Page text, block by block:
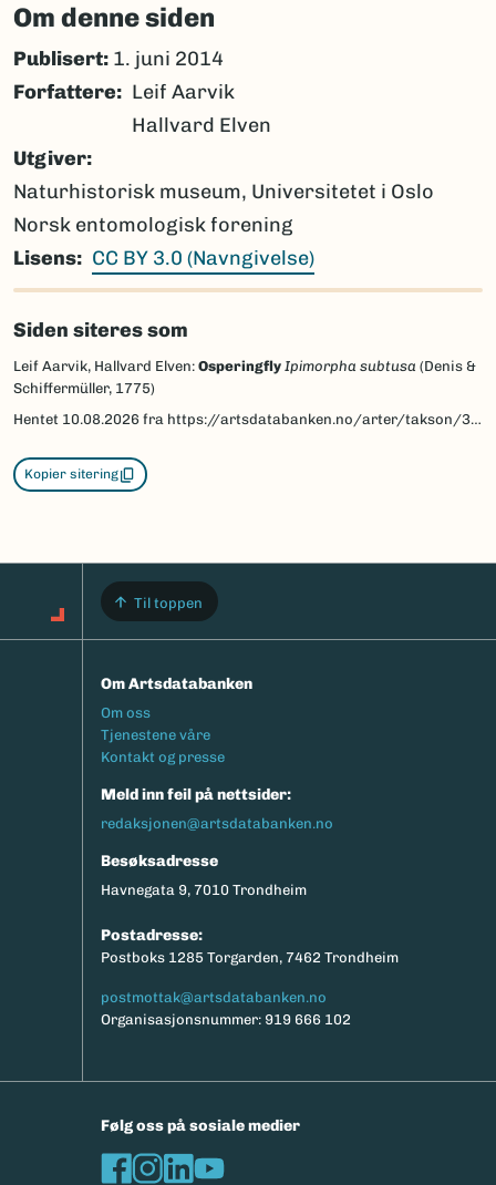
Om denne siden
Publisert: 1. juni 2014
Forfattere
Leif Aarvik
Hallvard Elven
Utgiver
Naturhistorisk museum, Universitetet i Oslo
Norsk entomologisk forening
Lisens
CC BY 3.0 (Navngivelse)
Siden siteres som
Leif Aarvik, Hallvard Elven: Osperingfly Ipimorpha subtusa (Denis &
Schiffermüller, 1775)
Hentet 10.08.2026 fra https://artsdatabanken.no/arter/takson/30803/beskrivelse
Kopier sitering
Til toppen
Om Artsdatabanken
Footermeny
Om oss
Tjenestene våre
Kontakt og presse
Meld inn feil på nettsider:
redaksjonen@artsdatabanken.no
Besøksadresse
Havnegata 9, 7010 Trondheim
Postadresse:
Postboks 1285 Torgarden, 7462 Trondheim
postmottak@artsdatabanken.no
Organisasjonsnummer: 919 666 102
Følg oss på sosiale medier